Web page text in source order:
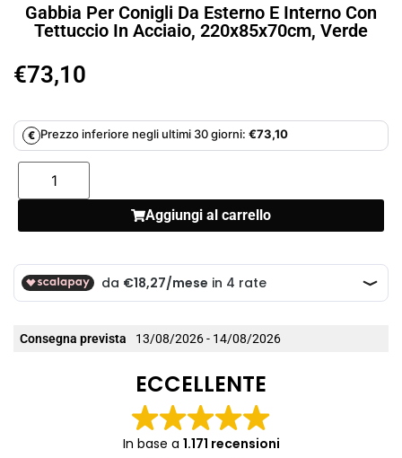
Gabbia Per Conigli Da Esterno E Interno Con
Tettuccio In Acciaio, 220x85x70cm, Verde
€73,10
€ Prezzo inferiore negli ultimi 30 giorni: €73,10
Aggiungi al carrello
Consegna prevista 13/08/2026 - 14/08/2026
ECCELLENTE
In base a 1.171 recensioni